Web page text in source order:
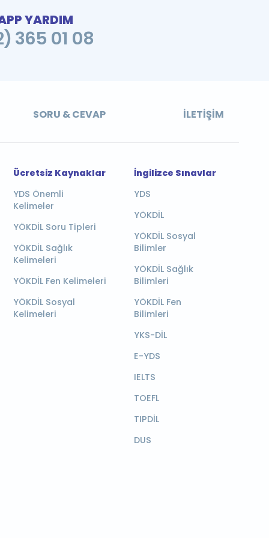
YARDIM
365 01 08
SORU & CEVAP İLETIŞIM
Ücretsiz Kaynaklar
YDS Önemli
Kelimeler
YÖKDİL Soru Tipleri
YÖKDİL Sağlık
Kelimeleri
YÖKDİL Fen Kelimeleri
YÖKDİL Sosyal
Kelimeleri
İngilizce Sınavlar
YDS
YÖKDİL
YÖKDİL Sosyal
Bilimler
YÖKDİL Sağlık
Bilimleri
YÖKDİL Fen
Bilimleri
YKS-DİL
E-YDS
IELTS
TOEFL
TIPDİL
DUS